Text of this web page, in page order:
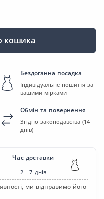
кошика
Бездоганна посадка
Індивідуальне пошиття за
вашими мірками
Обмін та повернення
Згідно законодавства (14
днів)
Час доставки
2 - 7 днів
ми відправимо його